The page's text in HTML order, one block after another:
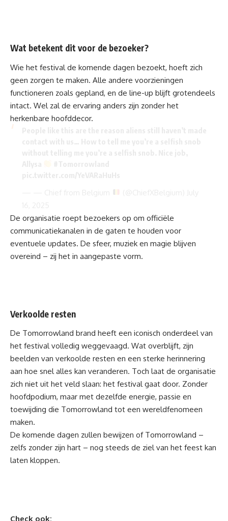
Wat betekent dit voor de bezoeker?
Wie het festival de komende dagen bezoekt, hoeft zich
geen zorgen te maken. Alle andere voorzieningen
functioneren zoals gepland, en de line-up blijft grotendeels
intact. Wel zal de ervaring anders zijn zonder het
herkenbare hoofddecor.
De organisatie roept bezoekers op om officiële
communicatiekanalen in de gaten te houden voor
eventuele updates. De sfeer, muziek en magie blijven
overeind – zij het in aangepaste vorm.
Verkoolde resten
De Tomorrowland brand heeft een iconisch onderdeel van
het festival volledig weggevaagd. Wat overblijft, zijn
beelden van verkoolde resten en een sterke herinnering
aan hoe snel alles kan veranderen. Toch laat de organisatie
zich niet uit het veld slaan: het festival gaat door. Zonder
hoofdpodium, maar met dezelfde energie, passie en
toewijding die Tomorrowland tot een wereldfenomeen
maken.
De komende dagen zullen bewijzen of Tomorrowland –
zelfs zonder zijn hart – nog steeds de ziel van het feest kan
laten kloppen.
Check ook: